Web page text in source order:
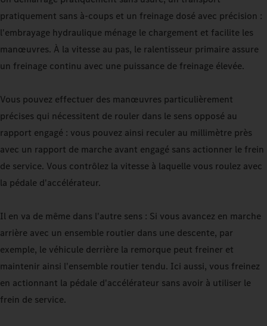
pratiquement sans à-coups et un freinage dosé avec précision :
l'embrayage hydraulique ménage le chargement et facilite les
manœuvres. À la vitesse au pas, le ralentisseur primaire assure
un freinage continu avec une puissance de freinage élevée.
Vous pouvez effectuer des manœuvres particulièrement
précises qui nécessitent de rouler dans le sens opposé au
rapport engagé : vous pouvez ainsi reculer au millimètre près
avec un rapport de marche avant engagé sans actionner le frein
de service. Vous contrôlez la vitesse à laquelle vous roulez avec
la pédale d'accélérateur.
Il en va de même dans l'autre sens : Si vous avancez en marche
arrière avec un ensemble routier dans une descente, par
exemple, le véhicule derrière la remorque peut freiner et
maintenir ainsi l'ensemble routier tendu. Ici aussi, vous freinez
en actionnant la pédale d'accélérateur sans avoir à utiliser le
frein de service.